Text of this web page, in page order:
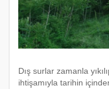
Dış surlar zamanla
ihtişamıyla tarihin